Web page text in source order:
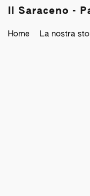
Il Saraceno -
Home La nostra